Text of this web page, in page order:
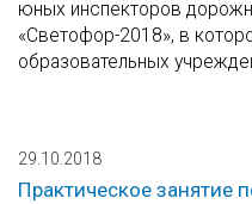
юных инспекторов
«Светофор-2018», в
образовательных
29.10.2018
Практическое занятие